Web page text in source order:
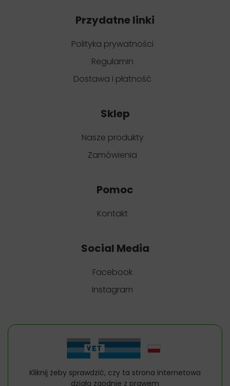
Przydatne linki
Polityka prywatności
Regulamin
Dostawa i płatność
Sklep
Nasze produkty
Zamówienia
Pomoc
Kontakt
Social Media
Facebook
Instagram
Kliknij żeby sprawdzić, czy ta strona internetowa
działa zgodnie z prawem